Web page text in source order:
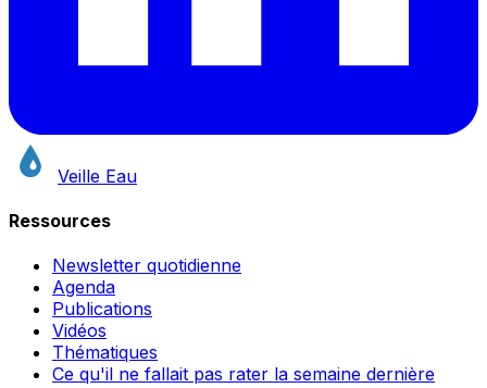
Veille Eau
Ressources
Newsletter quotidienne
Agenda
Publications
Vidéos
Thématiques
Ce qu'il ne fallait pas rater la semaine dernière